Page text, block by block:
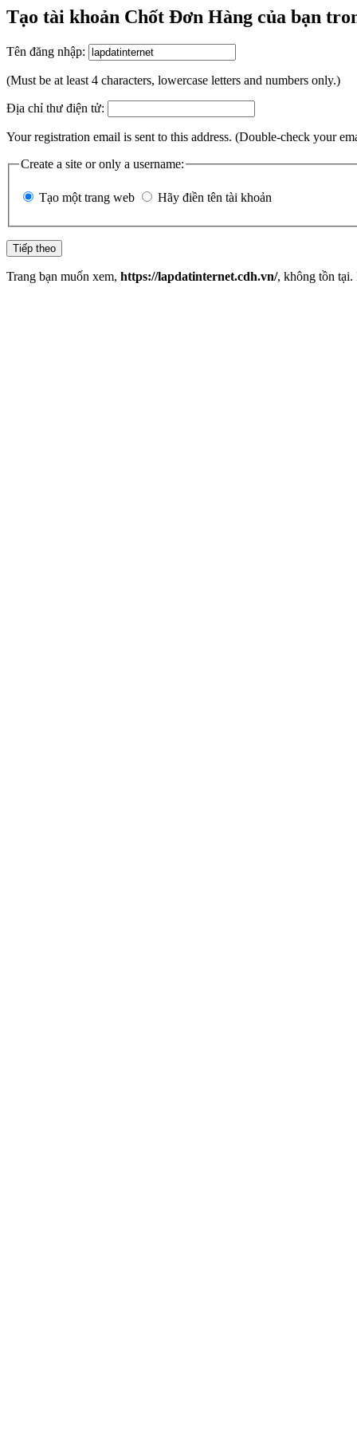
Tạo tài khoản Chốt Đơn Hàng của bạn
Tên đăng nhập:
(Must be at least 4 characters, lowercase letters and numbers only.)
Địa chỉ thư điện tử:
Your registration email is sent to this address. (Double-check your
Create a site or only a username:
Tạo một trang web Hãy điền tên tài khoản
Trang bạn muốn xem, https://lapdatinternet.cdh.vn/, không tồn tại.